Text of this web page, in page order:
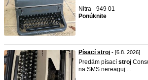
Nitra - 949 01
Ponúknite
Písací stroj - [6.8. 2026]
Predám písací stroj
na SMS nereaguj ...